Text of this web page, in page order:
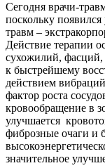
Сегодня врачи-
поскольку
травм –
Действие терапии
сухожилий,
к быстрейшему
действием
фактор роста
кровообращение в
улучшается
фиброзные очаги и
значительное